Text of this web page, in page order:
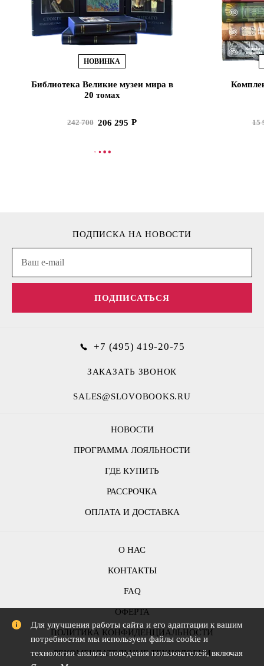
НОВИНКА
Библиотека Великие музеи мира в
20 томах
242 700 206 295
В КОРЗИНУ
15
НОВОСТИ
ПРОГРАММА ЛОЯЛЬНОСТИ
ГДЕ КУПИТЬ
РАССРОЧКА
ОПЛАТА И ДОСТАВКА
ПОДПИСКА НА НОВОСТИ
ПОДПИСАТЬСЯ
О НАС
КОНТАКТЫ
FAQ
ОФЕРТА
ПОЛИТИКА КОНФИДЕНЦИАЛЬНОСТИ
РЕКОМЕНДАТЕЛЬНЫЕ ТЕХНОЛОГИИ
+7 (495) 419-20-75
ЗАКАЗАТЬ ЗВОНОК
SALES@SLOVOBOOKS.RU
Для улучшения работы сайта и его адаптации к вашим
потребностям мы используем файлы cookie и
технологии анализа поведения пользователей, включая